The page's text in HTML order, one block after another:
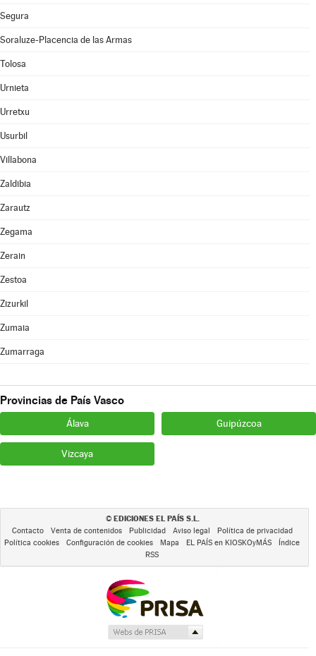
Segura
Soraluze-Placencia de las Armas
Tolosa
Urnieta
Urretxu
Usurbil
Villabona
Zaldibia
Zarautz
Zegama
Zerain
Zestoa
Zizurkil
Zumaia
Zumarraga
Provincias de País Vasco
Álava Guipúzcoa
Vizcaya
© EDICIONES EL PAÍS S.L.
Contacto Venta de contenidos Publicidad Aviso legal
Política de privacidad
Política cookies
Configuración de cookies Mapa EL PAÍS en KIOSKOyMÁS
Índice
RSS